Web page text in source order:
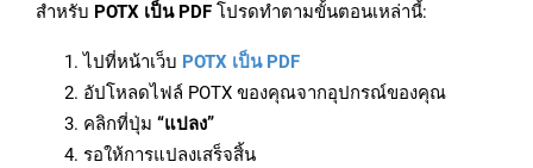
สำหรับ POTX เป็น PDF โปรดทำตามขั้นตอนเหล่านี้:
ไปที่หน้าเว็บ POTX เป็น PDF
อัปโหลดไฟล์ POTX ของคุณจากอุปกรณ์ของคุณ
คลิกที่ปุ่ม “แปลง”
รอให้การแปลงเสร็จสิ้น